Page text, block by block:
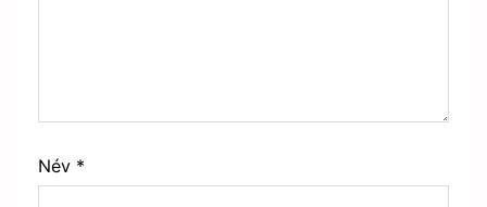
Név *